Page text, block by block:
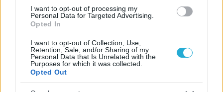
I want to opt-out of processing my
Personal Data for Targeted Advertising.
Opted In
I want to opt-out of Collection, Use,
Retention, Sale, and/or Sharing of my
Personal Data that Is Unrelated with the
Purposes for which it was collected.
Opted Out